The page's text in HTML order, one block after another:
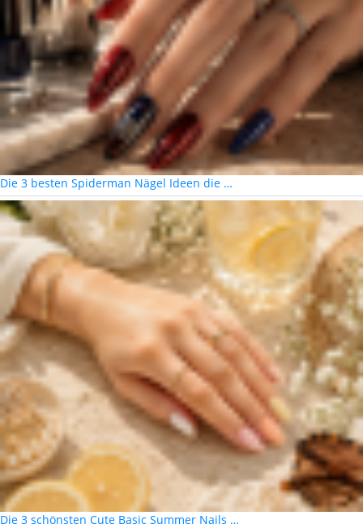
Die 3 besten Spiderman Nägel Ideen die …
Die 3 schönsten Cute Basic Summer Nails …